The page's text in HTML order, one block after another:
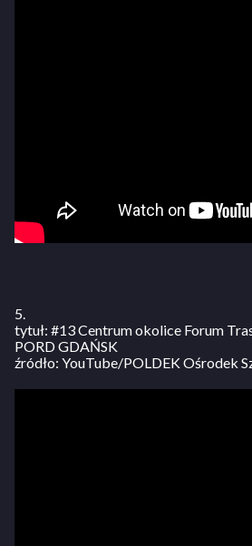
5.
tytuł: #13 Centrum okolice Forum
PORD GDAŃSK
źródło: YouTube/POLDEK Ośrodek